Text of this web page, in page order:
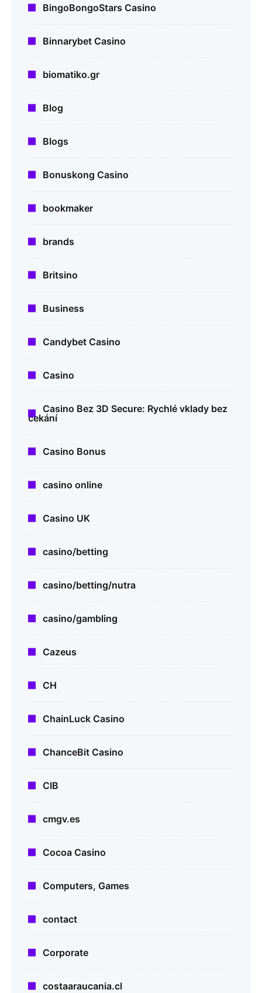
BingoBongoStars Casino
Binnarybet Casino
biomatiko.gr
Blog
Blogs
Bonuskong Casino
bookmaker
brands
Britsino
Business
Candybet Casino
Casino
Casino Bez 3D Secure: Rychlé vklady bez
čekání
Casino Bonus
casino online
Casino UK
casino/betting
casino/betting/nutra
casino/gambling
Cazeus
CH
ChainLuck Casino
ChanceBit Casino
CIB
cmgv.es
Cocoa Casino
Computers, Games
contact
Corporate
costaaraucania.cl